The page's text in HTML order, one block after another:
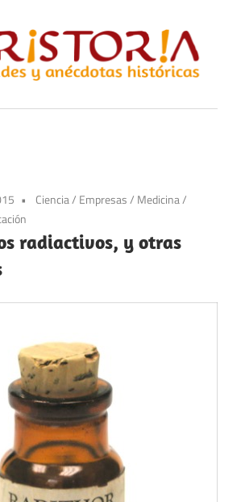
Ciencia/ Empresas/ Medicina/
radiactivos, y otras